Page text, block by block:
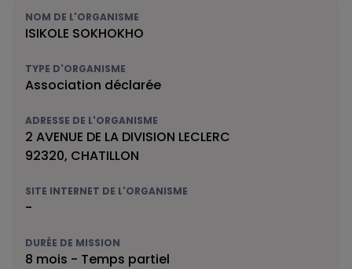
NOM DE L'ORGANISME
ISIKOLE SOKHOKHO
TYPE D'ORGANISME
Association déclarée
ADRESSE DE L'ORGANISME
2 AVENUE DE LA DIVISION LECLERC
92320, CHATILLON
SITE INTERNET DE L'ORGANISME
-
DURÉE DE MISSION
8 mois - Temps partiel